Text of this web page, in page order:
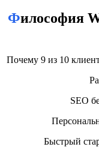
как вывести
ключевой
ваш сайт находили
разберём, как
Почему SEO
Философия WebSlon: SEO с гарантией
Почему 9 из 10
SEO
Быстрый